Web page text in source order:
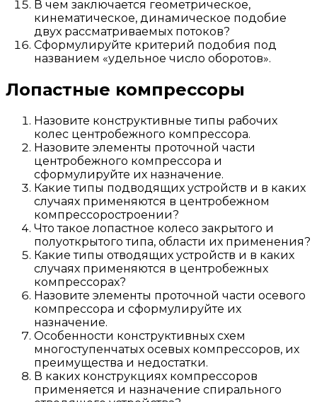
В чем заключается геометрическое,
кинематическое, динамическое подобие
двух рассматриваемых потоков?
Сформулируйте критерий подобия под
названием «удельное число оборотов».
Лопастные компрессоры
Назовите конструктивные типы рабочих
колес центробежного компрессора.
Назовите элементы проточной части
центробежного компрессора и
сформулируйте их назначение.
Какие типы подводящих устройств и в каких
случаях применяются в центробежном
компрессоростроении?
Что такое лопастное колесо закрытого и
полуоткрытого типа, области их применения?
Какие типы отводящих устройств и в каких
случаях применяются в центробежных
компрессорах?
Назовите элементы проточной части осевого
компрессора и сформулируйте их
назначение.
Особенности конструктивных схем
многоступенчатых осевых компрессоров, их
преимущества и недостатки.
В каких конструкциях компрессоров
применяется и назначение спирального